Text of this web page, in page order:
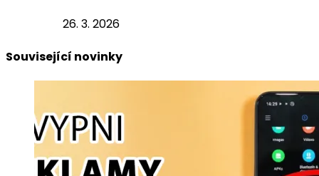
26. 3. 2026
Související novinky